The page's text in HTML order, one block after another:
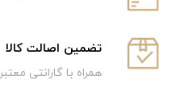
تضمین اصالت کالا
همراه با گارانتی معتبر